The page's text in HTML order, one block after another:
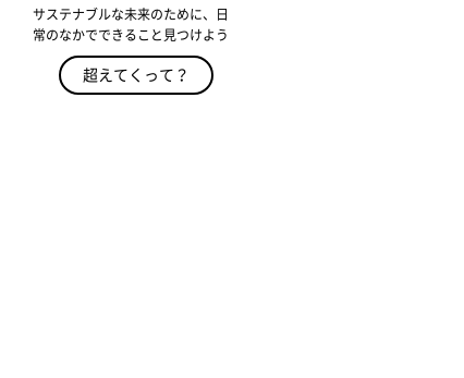
サステナブルな未来のために、日
常のなかでできること見つけよう
超えてくって？